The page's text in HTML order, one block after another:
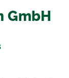
GmbH